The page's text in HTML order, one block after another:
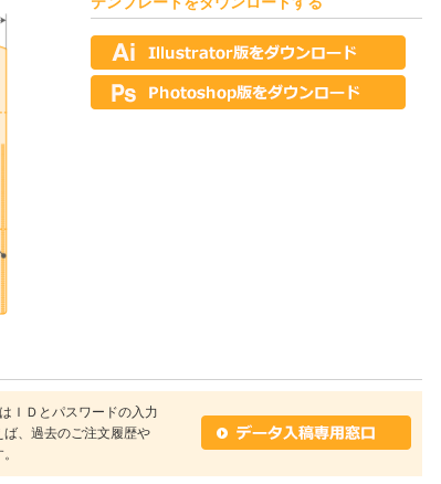
ＩＤとパスワードの入力
、過去のご注文履歴や